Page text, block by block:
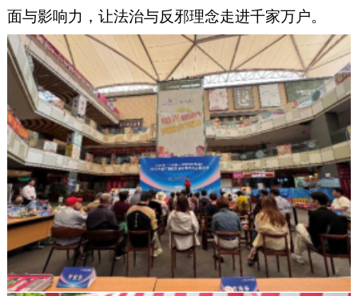
面与影响力，让法治与反邪理念走进千家万户。